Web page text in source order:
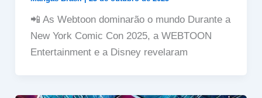
📲 As Webtoon dominarão o mundo Durante a
New York Comic Con 2025, a WEBTOON
Entertainment e a Disney revelaram